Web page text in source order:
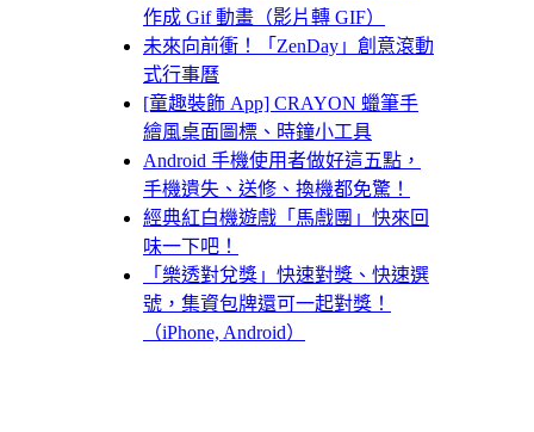
作成 Gif 動畫（影片轉 GIF）
未來向前衝！「ZenDay」創意滾動
式行事曆
[童趣裝飾 App] CRAYON 蠟筆手
繪風桌面圖標、時鐘小工具
Android 手機使用者做好這五點，
手機遺失、送修、換機都免驚！
經典紅白機遊戲「馬戲團」快來回
味一下吧！
「樂透對兌獎」快速對獎、快速選
號，集資包牌還可一起對獎！
（iPhone, Android）